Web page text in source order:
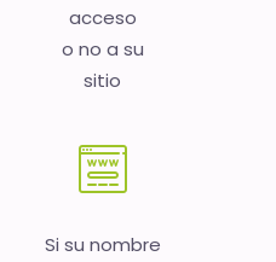
acceso
o no a su
sitio
Si su nombre